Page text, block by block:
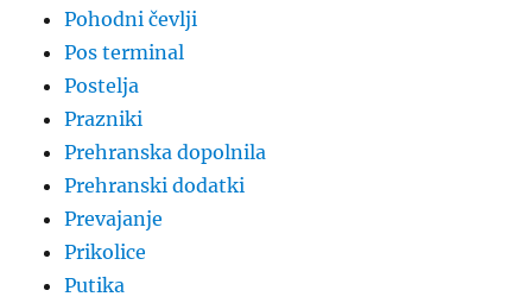
Pohodni čevlji
Pos terminal
Postelja
Prazniki
Prehranska dopolnila
Prehranski dodatki
Prevajanje
Prikolice
Putika